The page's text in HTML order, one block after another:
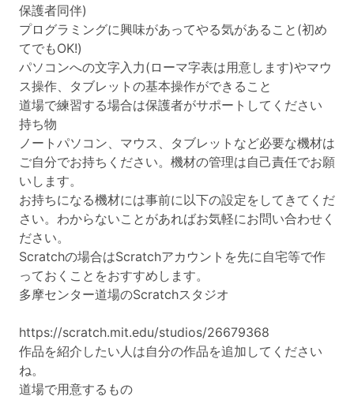
保護者同伴)
プログラミングに興味があってやる気があること(初め
てでもOK!)
パソコンへの文字入力(ローマ字表は用意します)やマウ
ス操作、タブレットの基本操作ができること
道場で練習する場合は保護者がサポートしてください
持ち物
ノートパソコン、マウス、タブレットなど必要な機材は
ご自分でお持ちください。機材の管理は自己責任でお願
いします。
お持ちになる機材には事前に以下の設定をしてきてくだ
さい。わからないことがあればお気軽にお問い合わせく
ださい。
Scratchの場合はScratchアカウントを先に自宅等で作
っておくことをおすすめします。
多摩センター道場のScratchスタジオ
https://scratch.mit.edu/studios/26679368
作品を紹介したい人は自分の作品を追加してください
ね。
道場で用意するもの